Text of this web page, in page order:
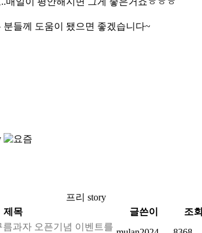
들께 도움이 됐으면 좋겠습니다~
프리 story
제목 글쓴이 조회
름과자 오픈기념 이벤트를